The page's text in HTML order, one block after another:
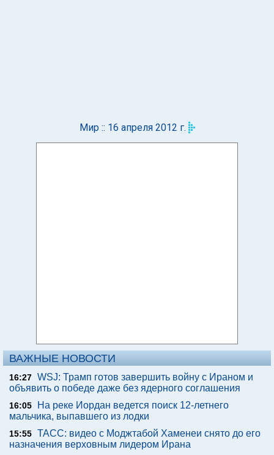
Мир :: 16 апреля 2012 г.
ВАЖНЫЕ НОВОСТИ
16:27 WSJ: Трамп готов завершить войну с Ираном и
объявить о победе даже без ядерного соглашения
16:05
На реке Иордан ведется поиск 12-летнего
мальчика, выпавшего из лодки
15:55 ТАСС: видео с Моджтабой Хаменеи снято до его
назначения верховным лидером Ирана